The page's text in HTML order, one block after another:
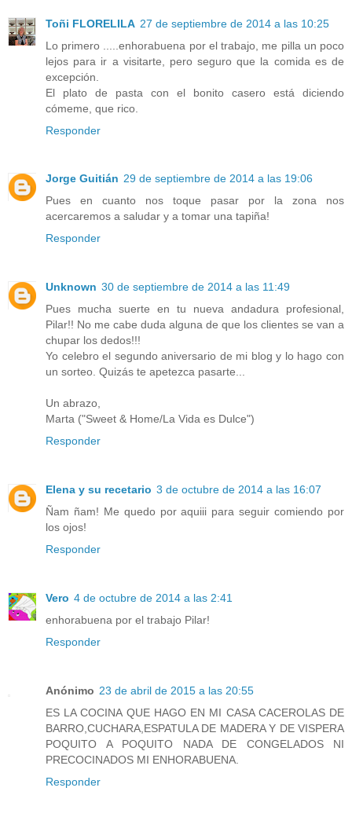
Toñi FLORELILA 27 de septiembre de 2014 a las 10:25
Lo primero .....enhorabuena por el trabajo, me pilla un poco
lejos para ir a visitarte, pero seguro que la comida es de
excepción.
El plato de pasta con el bonito casero está diciendo
cómeme, que rico.
Responder
Jorge Guitián 29 de septiembre de 2014 a las 19:06
Pues en cuanto nos toque pasar por la zona nos
acercaremos a saludar y a tomar una tapiña!
Responder
Unknown 30 de septiembre de 2014 a las 11:49
Pues mucha suerte en tu nueva andadura profesional,
Pilar!! No me cabe duda alguna de que los clientes se van a
chupar los dedos!!!
Yo celebro el segundo aniversario de mi blog y lo hago con
un sorteo. Quizás te apetezca pasarte...
Un abrazo,
Marta ("Sweet & Home/La Vida es Dulce")
Responder
Elena y su recetario 3 de octubre de 2014 a las 16:07
Ñam ñam! Me quedo por aquiii para seguir comiendo por
los ojos!
Responder
Vero 4 de octubre de 2014 a las 2:41
enhorabuena por el trabajo Pilar!
Responder
Anónimo 23 de abril de 2015 a las 20:55
ES LA COCINA QUE HAGO EN MI CASA CACEROLAS DE
BARRO,CUCHARA,ESPATULA DE MADERA Y DE VISPERA
POQUITO A POQUITO NADA DE CONGELADOS NI
PRECOCINADOS MI ENHORABUENA.
Responder